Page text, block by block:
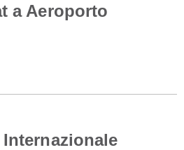
a Aeroporto